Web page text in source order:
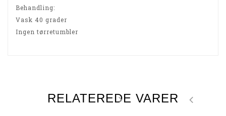
Behandling:
Vask 40 grader
Ingen tørretumbler
RELATEREDE VARER